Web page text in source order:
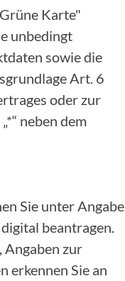
Karte"
unbedingt
sowie die
Art. 6
oder zur
neben dem
Sie unter Angabe
beantragen.
zur
erkennen Sie an